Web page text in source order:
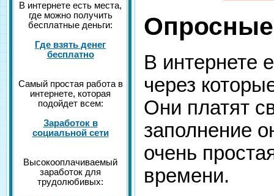
В интернете есть места,
где можно получить
бесплатные деньги:
Где взять денег
бесплатно
Самый простая работа в
интернете, которая
подойдет всем:
Заработок в
социальной сети
Высокооплачиваемый
заработок для
трудолюбивых:
В интернете
через
Они платят
заполнение
очень
времени.